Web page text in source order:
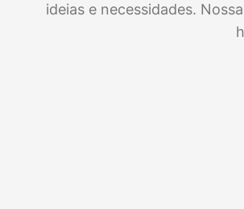
ideias e necessidades.